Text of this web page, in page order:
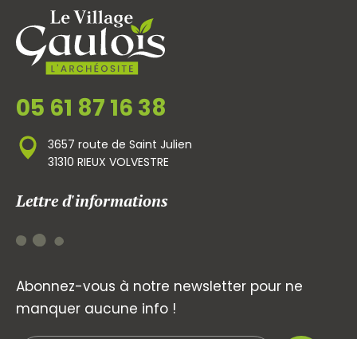
05 61 87 16 38
3657 route de Saint Julien
31310 RIEUX VOLVESTRE
Lettre d'informations
Abonnez-vous à notre newsletter pour ne
manquer aucune info !